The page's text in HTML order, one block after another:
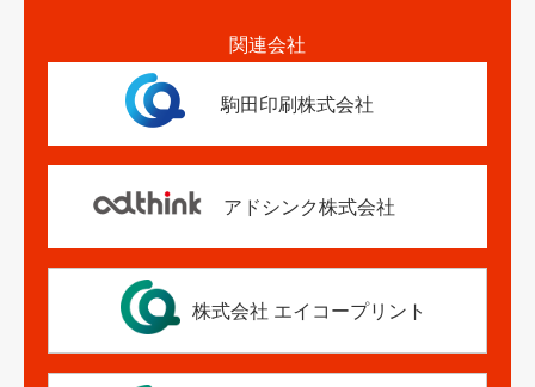
関連会社
駒田印刷株式会社
アドシンク株式会社
株式会社 エイコープリント